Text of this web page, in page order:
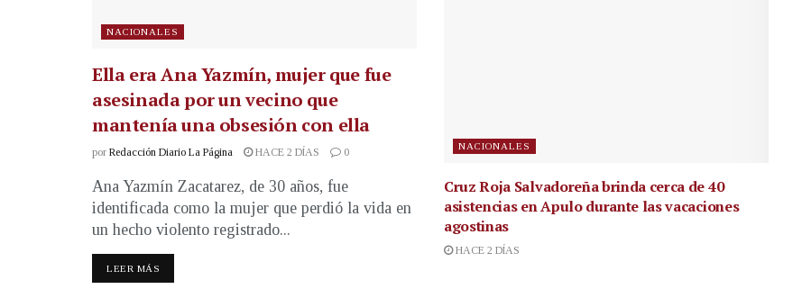
NACIONALES
Ella era Ana Yazmín, mujer que fue
asesinada por un vecino que
mantenía una obsesión con ella
por Redacción Diario La Página HACE 2 DÍAS 0
Ana Yazmín Zacatarez, de 30 años, fue
identificada como la mujer que perdió la vida en
un hecho violento registrado...
LEER MÁS
NACIONALES
Cruz Roja Salvadoreña brinda cerca de 40
asistencias en Apulo durante las vacaciones
agostinas
HACE 2 DÍAS